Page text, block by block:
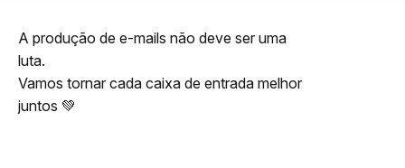
A produção de e-mails não deve ser uma
luta.
Vamos tornar cada caixa de entrada melhor
juntos 💚